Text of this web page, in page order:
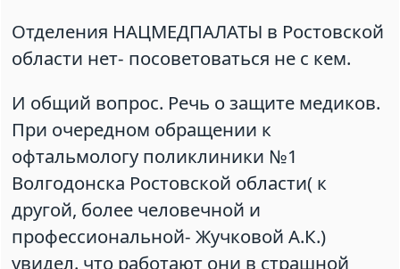
Отделения НАЦМЕДПАЛАТЫ в Ростовской
области нет- посоветоваться не с кем.
И общий вопрос. Речь о защите медиков.
При очередном обращении к
офтальмологу поликлиники №1
Волгодонска Ростовской области( к
другой, более человечной и
профессиональной- Жучковой А.К.)
увидел. что работают они в страшной